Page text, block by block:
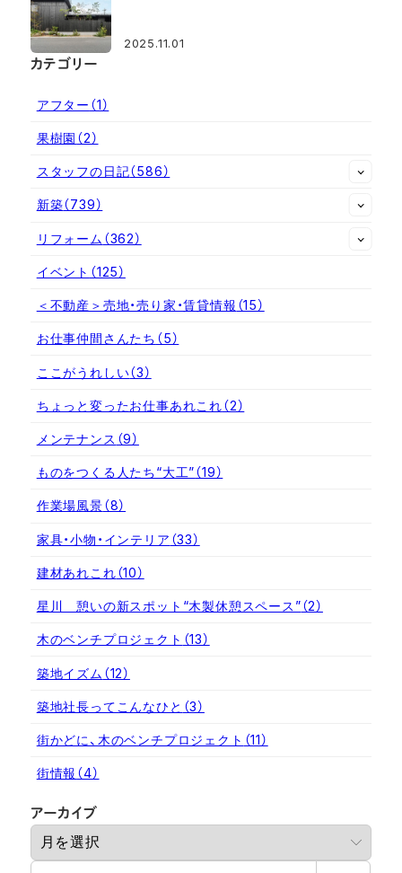
2025.11.01
カテゴリー
アフター （1）
果樹園 （2）
スタッフの日記（586）
新築（739）
リフォーム （362）
イベント （125）
＜不動産＞売地・売り家・賃貸情報 （15）
お仕事仲間さんたち （5）
ここがうれしい（3）
ちょっと変ったお仕事あれこれ（2）
メンテナンス （9）
ものをつくる人たち“大工”（19）
作業場風景（8）
家具・小物・インテリア （33）
建材あれこれ（10）
星川 憩いの新スポット“木製休憩スペース”（2）
木のベンチプロジェクト （13）
築地イズム （12）
築地社長ってこんなひと （3）
街かどに、木のベンチプロジェクト （11）
街情報 （4）
アーカイブ
カ